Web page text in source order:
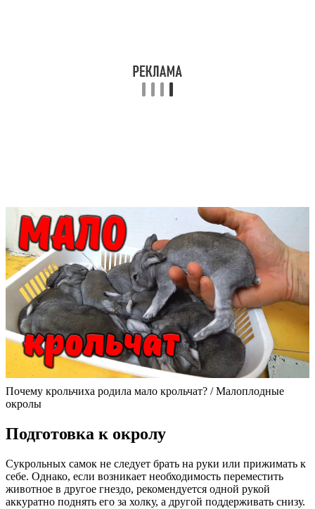
Почему крольчиха родила мало крольчат? / Малоплодные
окролы
Подготовка к окролу
Сукрольных самок не следует брать на руки или прижимать к
себе. Однако, если возникает необходимость переместить
животное в другое гнездо, рекомендуется одной рукой
аккуратно поднять его за холку, а другой поддерживать снизу.